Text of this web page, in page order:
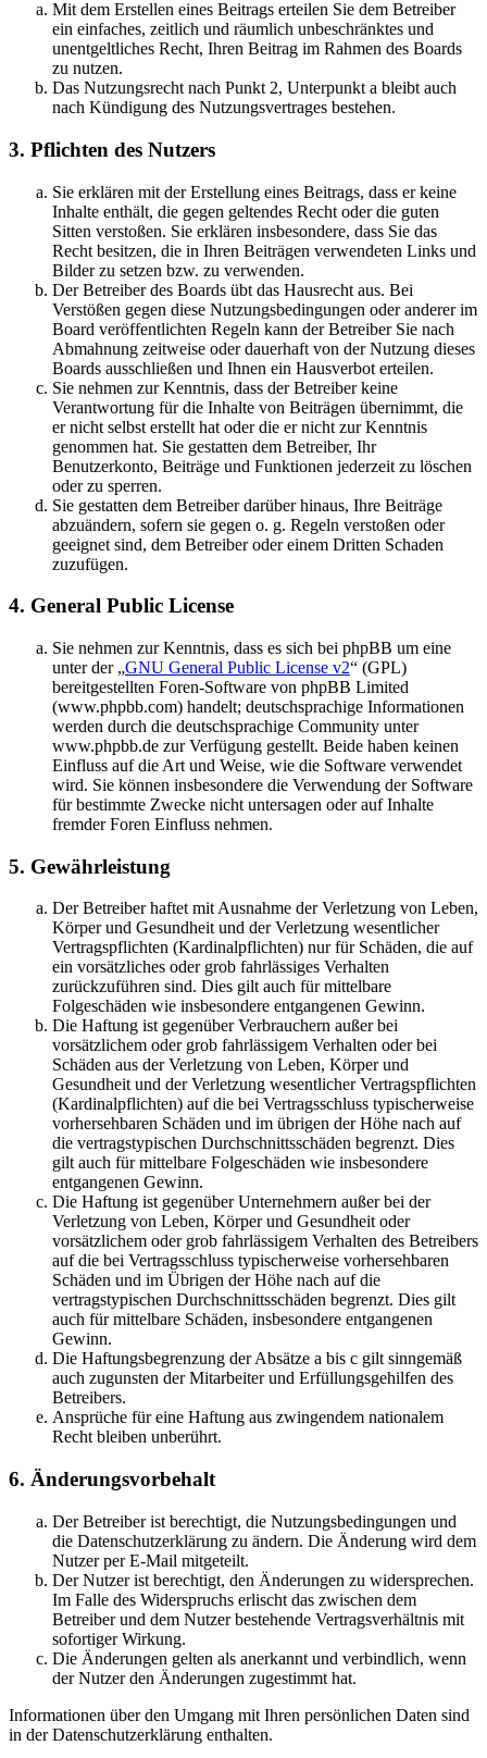
Mit dem Erstellen eines Beitrags erteilen Sie dem Betreiber
ein einfaches, zeitlich und räumlich unbeschränktes und
unentgeltliches Recht, Ihren Beitrag im Rahmen des Boards
zu nutzen.
Das Nutzungsrecht nach Punkt 2, Unterpunkt a bleibt auch
nach Kündigung des Nutzungsvertrages bestehen.
3. Pflichten des Nutzers
Sie erklären mit der Erstellung eines Beitrags, dass er keine
Inhalte enthält, die gegen geltendes Recht oder die guten
Sitten verstoßen. Sie erklären insbesondere, dass Sie das
Recht besitzen, die in Ihren Beiträgen verwendeten Links und
Bilder zu setzen bzw. zu verwenden.
Der Betreiber des Boards übt das Hausrecht aus. Bei
Verstößen gegen diese Nutzungsbedingungen oder anderer im
Board veröffentlichten Regeln kann der Betreiber Sie nach
Abmahnung zeitweise oder dauerhaft von der Nutzung dieses
Boards ausschließen und Ihnen ein Hausverbot erteilen.
Sie nehmen zur Kenntnis, dass der Betreiber keine
Verantwortung für die Inhalte von Beiträgen übernimmt, die
er nicht selbst erstellt hat oder die er nicht zur Kenntnis
genommen hat. Sie gestatten dem Betreiber, Ihr
Benutzerkonto, Beiträge und Funktionen jederzeit zu löschen
oder zu sperren.
Sie gestatten dem Betreiber darüber hinaus, Ihre Beiträge
abzuändern, sofern sie gegen o. g. Regeln verstoßen oder
geeignet sind, dem Betreiber oder einem Dritten Schaden
zuzufügen.
4. General Public License
Sie nehmen zur Kenntnis, dass es sich bei phpBB um eine
unter der „GNU General Public License v2“ (GPL)
bereitgestellten Foren-Software von phpBB Limited
(www.phpbb.com) handelt; deutschsprachige Informationen
werden durch die deutschsprachige Community unter
www.phpbb.de zur Verfügung gestellt. Beide haben keinen
Einfluss auf die Art und Weise, wie die Software verwendet
wird. Sie können insbesondere die Verwendung der Software
für bestimmte Zwecke nicht untersagen oder auf Inhalte
fremder Foren Einfluss nehmen.
5. Gewährleistung
Der Betreiber haftet mit Ausnahme der Verletzung von Leben,
Körper und Gesundheit und der Verletzung wesentlicher
Vertragspflichten (Kardinalpflichten) nur für Schäden, die auf
ein vorsätzliches oder grob fahrlässiges Verhalten
zurückzuführen sind. Dies gilt auch für mittelbare
Folgeschäden wie insbesondere entgangenen Gewinn.
Die Haftung ist gegenüber Verbrauchern außer bei
vorsätzlichem oder grob fahrlässigem Verhalten oder bei
Schäden aus der Verletzung von Leben, Körper und
Gesundheit und der Verletzung wesentlicher Vertragspflichten
(Kardinalpflichten) auf die bei Vertragsschluss typischerweise
vorhersehbaren Schäden und im übrigen der Höhe nach auf
die vertragstypischen Durchschnittsschäden begrenzt. Dies
gilt auch für mittelbare Folgeschäden wie insbesondere
entgangenen Gewinn.
Die Haftung ist gegenüber Unternehmern außer bei der
Verletzung von Leben, Körper und Gesundheit oder
vorsätzlichem oder grob fahrlässigem Verhalten des Betreibers
auf die bei Vertragsschluss typischerweise vorhersehbaren
Schäden und im Übrigen der Höhe nach auf die
vertragstypischen Durchschnittsschäden begrenzt. Dies gilt
auch für mittelbare Schäden, insbesondere entgangenen
Gewinn.
Die Haftungsbegrenzung der Absätze a bis c gilt sinngemäß
auch zugunsten der Mitarbeiter und Erfüllungsgehilfen des
Betreibers.
Ansprüche für eine Haftung aus zwingendem nationalem
Recht bleiben unberührt.
6. Änderungsvorbehalt
Der Betreiber ist berechtigt, die Nutzungsbedingungen und
die Datenschutzerklärung zu ändern. Die Änderung wird dem
Nutzer per E-Mail mitgeteilt.
Der Nutzer ist berechtigt, den Änderungen zu widersprechen.
Im Falle des Widerspruchs erlischt das zwischen dem
Betreiber und dem Nutzer bestehende Vertragsverhältnis mit
sofortiger Wirkung.
Die Änderungen gelten als anerkannt und verbindlich, wenn
der Nutzer den Änderungen zugestimmt hat.
Informationen über den Umgang mit Ihren persönlichen Daten sind
in der Datenschutzerklärung enthalten.